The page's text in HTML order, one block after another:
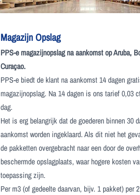
Magazijn Opslag
PPS-e magazijnopslag na aankomst op Aruba,
Curaçao.
PPS-e biedt de klant na aankomst 14 dagen
magazijnopslag. Na 14 dagen is ons tarief 0,03
dag.
Het is erg belangrijk dat de goederen binnen 30
aankomst worden ingeklaard. Als dit niet het
de pakketten overgebracht naar een door de
beschermde opslagplaats, waar hogere kosten
toepassing zijn.
Per m3 (of gedeelte daarvan, bijv. 1 pakket) per